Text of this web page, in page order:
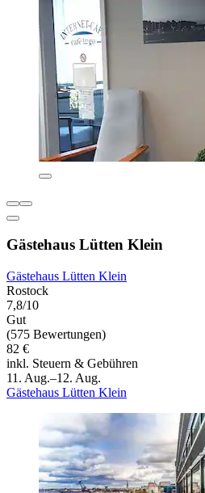
Gästehaus Lütten Klein
Gästehaus Lütten Klein
Rostock
7,8/10
Gut
(575 Bewertungen)
82 €
inkl. Steuern & Gebühren
11. Aug.–12. Aug.
Gästehaus Lütten Klein